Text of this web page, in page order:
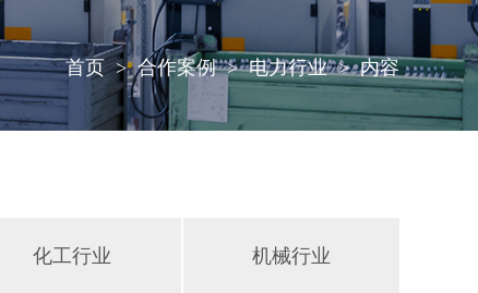
首页 合作案例 电力行业 内容
化工行业 机械行业